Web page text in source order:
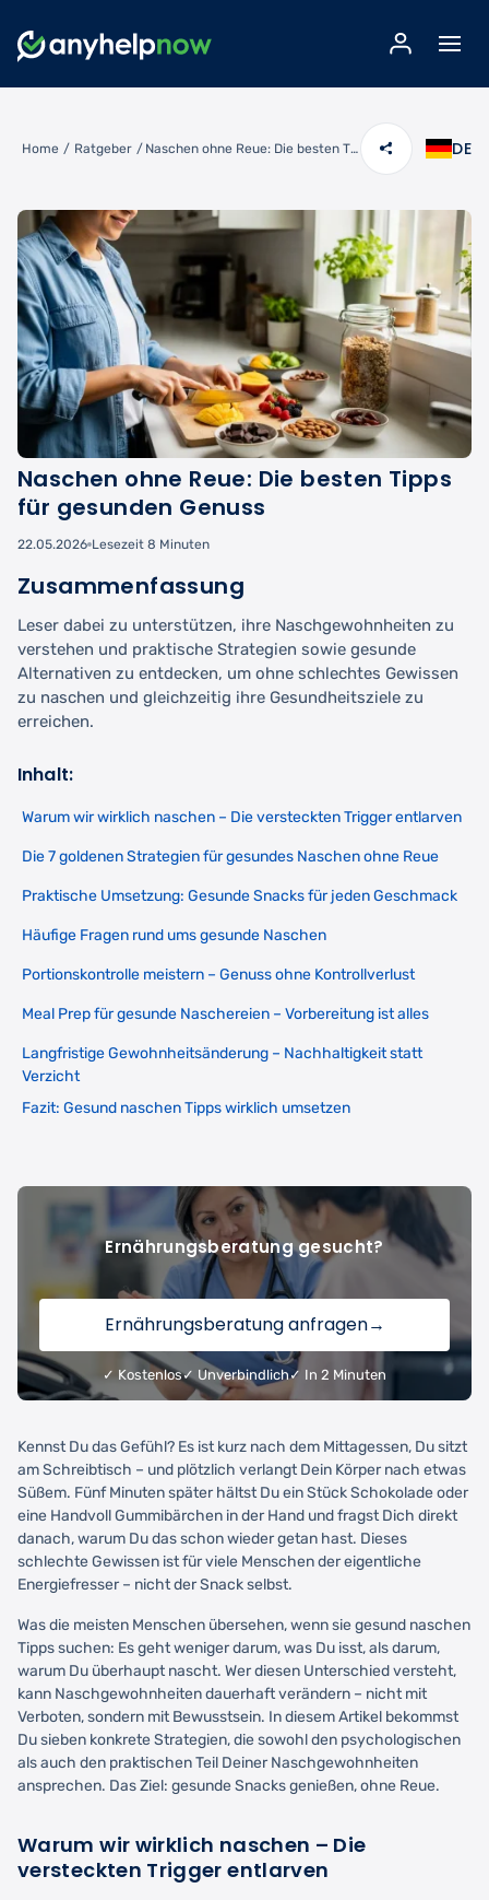
Home / Ratgeber / Naschen ohne Reue: Die besten Tipps für gesunden Genuss DE
Naschen ohne Reue: Die besten Tipps
für gesunden Genuss
22.05.2026 Lesezeit 8 Minuten
Zusammenfassung
Leser dabei zu unterstützen, ihre Naschgewohnheiten zu
verstehen und praktische Strategien sowie gesunde
Alternativen zu entdecken, um ohne schlechtes Gewissen
zu naschen und gleichzeitig ihre Gesundheitsziele zu
erreichen.
Inhalt:
Warum wir wirklich naschen – Die versteckten Trigger entlarven
Die 7 goldenen Strategien für gesundes Naschen ohne Reue
Praktische Umsetzung: Gesunde Snacks für jeden Geschmack
Häufige Fragen rund ums gesunde Naschen
Portionskontrolle meistern – Genuss ohne Kontrollverlust
Meal Prep für gesunde Naschereien – Vorbereitung ist alles
Langfristige Gewohnheitsänderung – Nachhaltigkeit statt
Verzicht
Fazit: Gesund naschen Tipps wirklich umsetzen
Ernährungsberatung gesucht?
Ernährungsberatung anfragen→
✓ Kostenlos✓ Unverbindlich✓ In 2 Minuten
Kennst Du das Gefühl? Es ist kurz nach dem Mittagessen, Du sitzt
am Schreibtisch – und plötzlich verlangt Dein Körper nach etwas
Süßem. Fünf Minuten später hältst Du ein Stück Schokolade oder
eine Handvoll Gummibärchen in der Hand und fragst Dich direkt
danach, warum Du das schon wieder getan hast. Dieses
schlechte Gewissen ist für viele Menschen der eigentliche
Energiefresser – nicht der Snack selbst.
Was die meisten Menschen übersehen, wenn sie gesund naschen
Tipps suchen: Es geht weniger darum, was Du isst, als darum,
warum Du überhaupt nascht. Wer diesen Unterschied versteht,
kann Naschgewohnheiten dauerhaft verändern – nicht mit
Verboten, sondern mit Bewusstsein. In diesem Artikel bekommst
Du sieben konkrete Strategien, die sowohl den psychologischen
als auch den praktischen Teil Deiner Naschgewohnheiten
ansprechen. Das Ziel: gesunde Snacks genießen, ohne Reue.
Warum wir wirklich naschen – Die
versteckten Trigger entlarven